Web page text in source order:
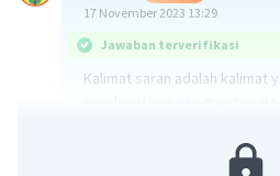
17 November 2023 13:29
Jawaban terverifikasi
Kalimat saran adalah kalimat